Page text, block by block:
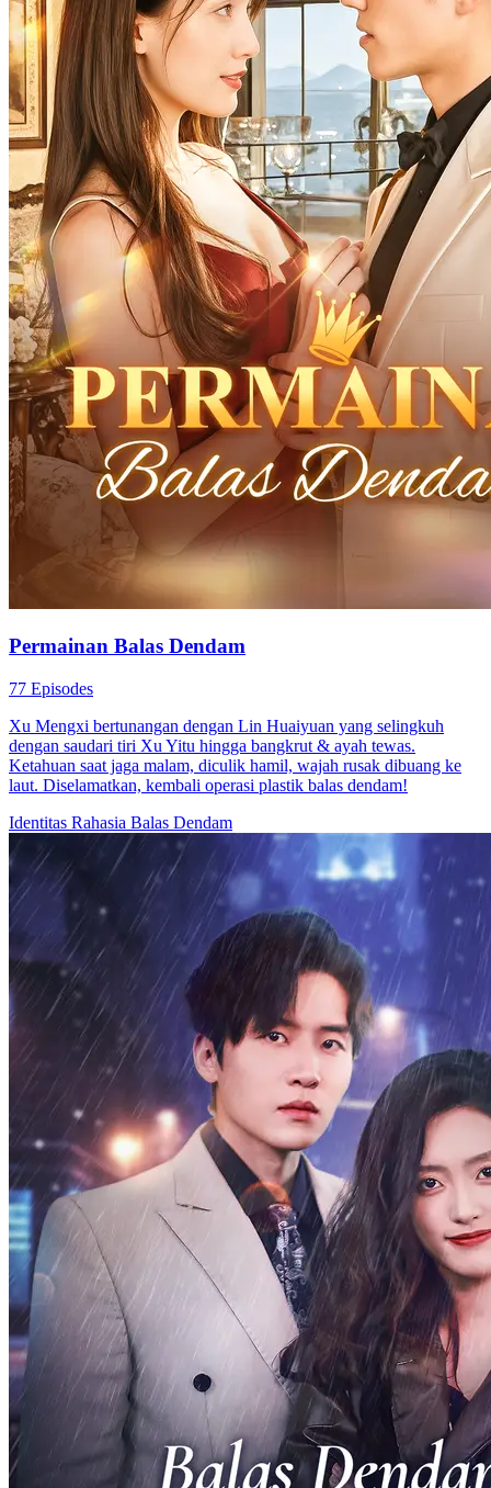
Permainan Balas Dendam
77 Episodes
Xu Mengxi bertunangan dengan Lin Huaiyuan yang selingkuh
dengan saudari tiri Xu Yitu hingga bangkrut & ayah tewas.
Ketahuan saat jaga malam, diculik hamil, wajah rusak dibuang ke
laut. Diselamatkan, kembali operasi plastik balas dendam!
Identitas Rahasia Balas Dendam